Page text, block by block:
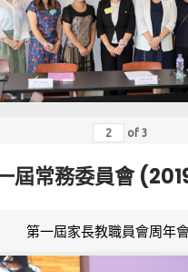
of3
屆常務委員會
第一屆家長教職員會周年